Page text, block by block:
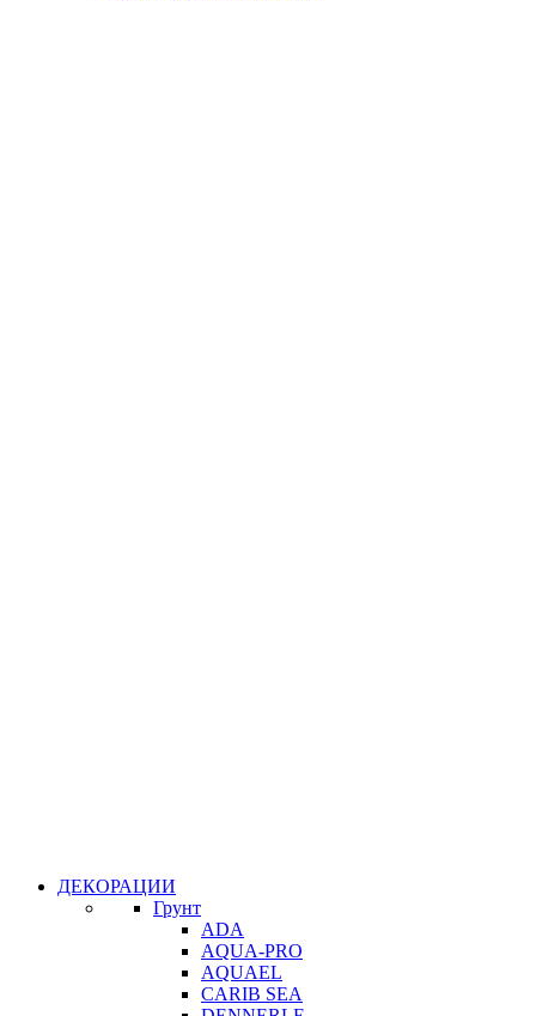
ДЕКОРАЦИИ
Грунт
ADA
AQUA-PRO
AQUAEL
CARIB SEA